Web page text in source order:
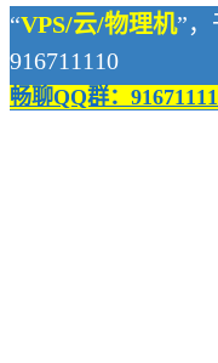
“VPS/云/物理机”，
916711110
畅聊QQ群：